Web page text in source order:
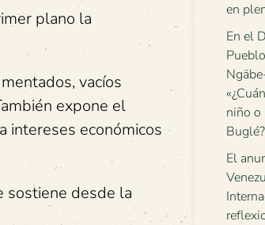
plano la
vacíos
expone el
intereses económicos
sostiene desde la
en
En el
niño o
El